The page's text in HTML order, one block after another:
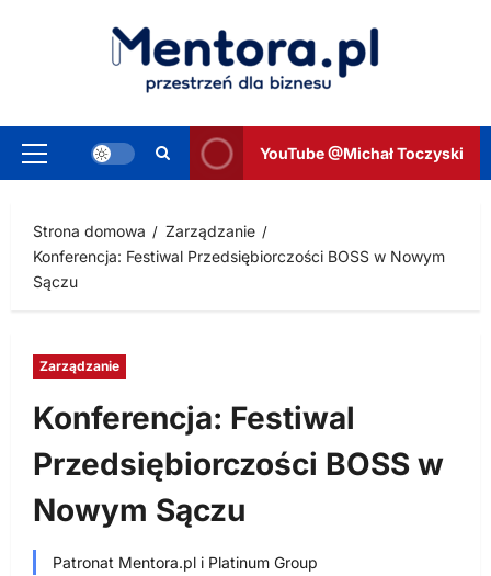
Menu
YouTube @Michał Toczyski
Strona domowa
Zarządzanie
Konferencja: Festiwal Przedsiębiorczości BOSS w Nowym
Sączu
Zarządzanie
Konferencja: Festiwal
Przedsiębiorczości BOSS w
Nowym Sączu
Patronat Mentora.pl i Platinum Group